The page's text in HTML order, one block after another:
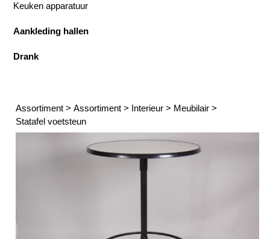
Keuken apparatuur
Aankleding hallen
Drank
Assortiment >Assortiment > Interieur > Meubilair >
Statafel voetsteun